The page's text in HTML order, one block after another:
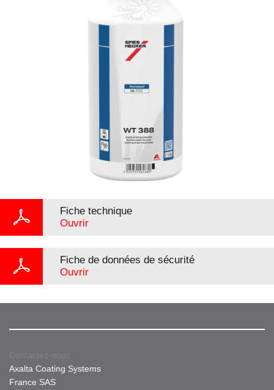
Fiche technique
Ouvrir
Fiche de données de sécurité
Ouvrir
Contactez-nous
Axalta Coating Systems
France SAS